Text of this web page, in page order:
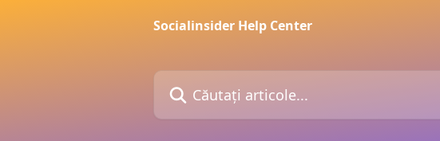
Socialinsider Help Center
Căutați articole...